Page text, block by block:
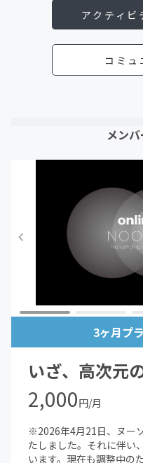
アクティビ
コミュ
メン
3ヶ月プ
いざ、高次元
2,000円/月
※2026年4月21日、ヌー
たしました。それに伴い
います。現在も調整中の